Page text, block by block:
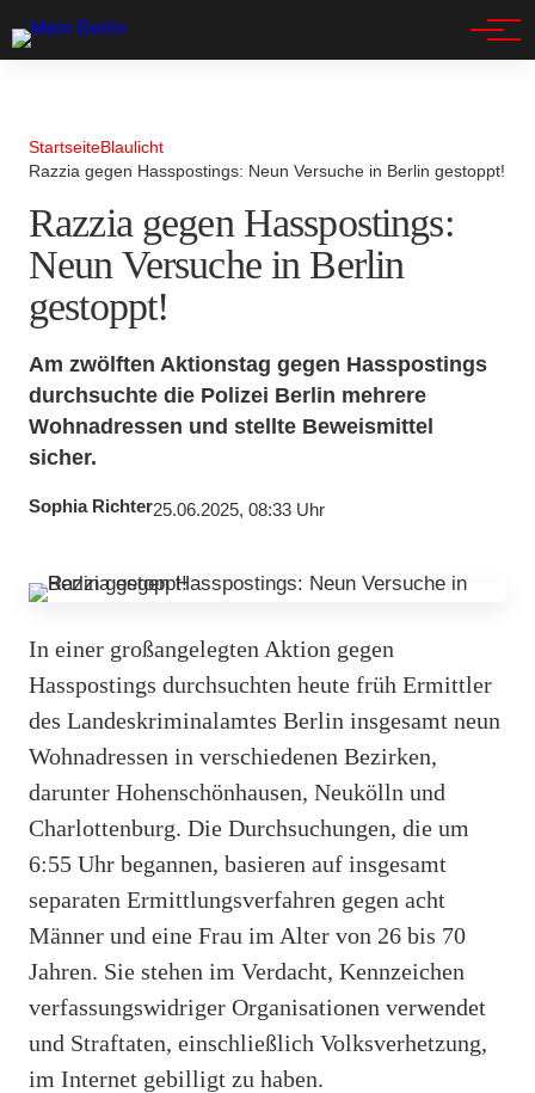
StartseiteBlaulicht
Razzia gegen Hasspostings: Neun Versuche in Berlin gestoppt!
Razzia gegen Hasspostings:
Neun Versuche in Berlin
gestoppt!
Am zwölften Aktionstag gegen Hasspostings
durchsuchte die Polizei Berlin mehrere
Wohnadressen und stellte Beweismittel
sicher.
Sophia Richter25.06.2025, 08:33 Uhr
In einer großangelegten Aktion gegen
Hasspostings durchsuchten heute früh Ermittler
des Landeskriminalamtes Berlin insgesamt neun
Wohnadressen in verschiedenen Bezirken,
darunter Hohenschönhausen, Neukölln und
Charlottenburg. Die Durchsuchungen, die um
6:55 Uhr begannen, basieren auf insgesamt
separaten Ermittlungsverfahren gegen acht
Männer und eine Frau im Alter von 26 bis 70
Jahren. Sie stehen im Verdacht, Kennzeichen
verfassungswidriger Organisationen verwendet
und Straftaten, einschließlich Volksverhetzung,
im Internet gebilligt zu haben.